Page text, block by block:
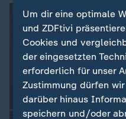
Um dir eine optimale
und ZDFtivi
Cookies und
der eingesetzten
erforderlich für unser
Zustimmung dürfen
darüber hinaus
speichern und/oder